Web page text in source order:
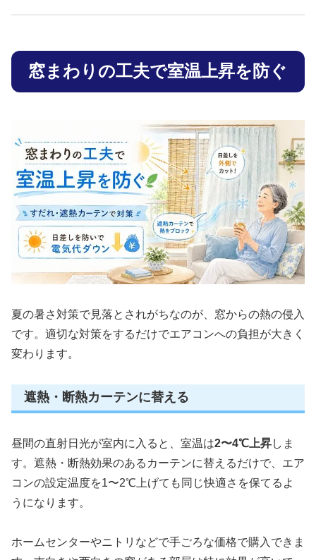
窓まわりの工夫で室温上昇を防ぐ
夏の暑さ対策で見落とされがちなのが、窓からの熱の侵入
です。適切な対策をするだけでエアコンへの負担が大きく
変わります。
遮熱・断熱カーテンに替える
昼間の直射日光が室内に入ると、室温は2〜4℃上昇しま
す。遮熱・断熱効果のあるカーテンに替えるだけで、エア
コンの設定温度を1〜2℃上げても同じ快適さを保てるよ
うになります。
ホームセンターやニトリなどで手ごろな価格で購入できま